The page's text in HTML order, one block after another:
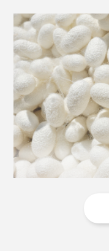
みやすく、自然にし
そのセリシンを配合
り33mlも含ませた
明治時代、シルクを